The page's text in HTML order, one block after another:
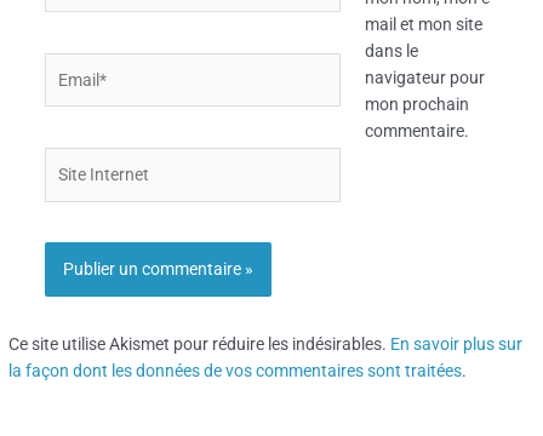
Internet
mail et mon site
dans le
navigateur pour
mon prochain
commentaire.
Ce site utilise Akismet pour réduire les indésirables. En savoir plus sur
la façon dont les données de vos commentaires sont traitées.